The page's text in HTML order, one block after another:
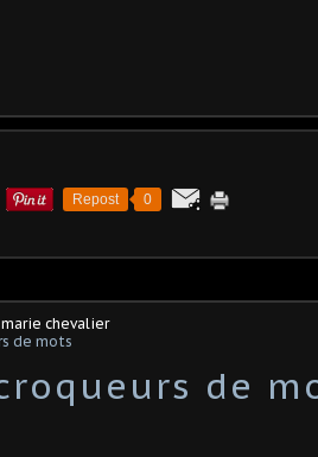
Repost 0
chevalier
de mots
de